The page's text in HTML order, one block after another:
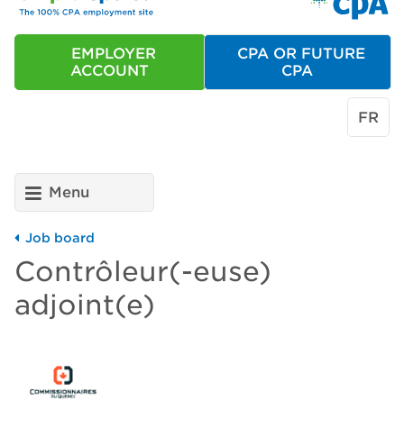
EMPLOYER
ACCOUNT
CPA OR FUTURE
CPA
FR
Menu
Job board
Contrôleur(-euse)
adjoint(e)